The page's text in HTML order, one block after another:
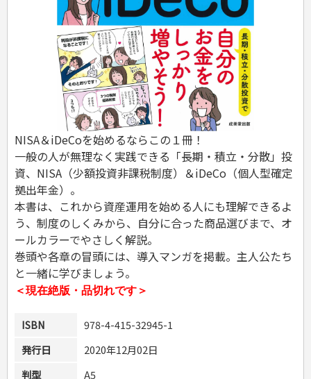
建築・土木
電気・危険物
調理師
スキル・キャリアアップ
危険物取扱者
消防設備士
登録販売者
その他資格試験
NISA＆iDeCoを始めるならこの１冊！
一般の人が無理なく実践できる「長期・積立・分散」投
資、NISA（少額投資非課税制度）＆iDeCo（個人型確定
拠出年金）。
本書は、これから資産運用を始める人にも理解できるよ
う、制度のしくみから、自分に合った商品選びまで、オ
ールカラーでやさしく解説。
巻頭や各章の冒頭には、導入マンガを掲載。主人公たち
と一緒に学びましょう。
＜現在絶版・品切れです＞
ISBN
978-4-415-32945-1
発行日
2020年12月02日
判型
A5